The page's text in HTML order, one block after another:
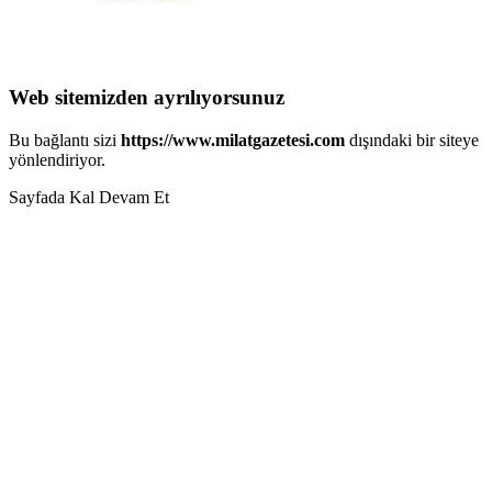
Web sitemizden ayrılıyorsunuz
Bu bağlantı sizi https://www.milatgazetesi.com dışındaki bir siteye
yönlendiriyor.
Sayfada Kal Devam Et